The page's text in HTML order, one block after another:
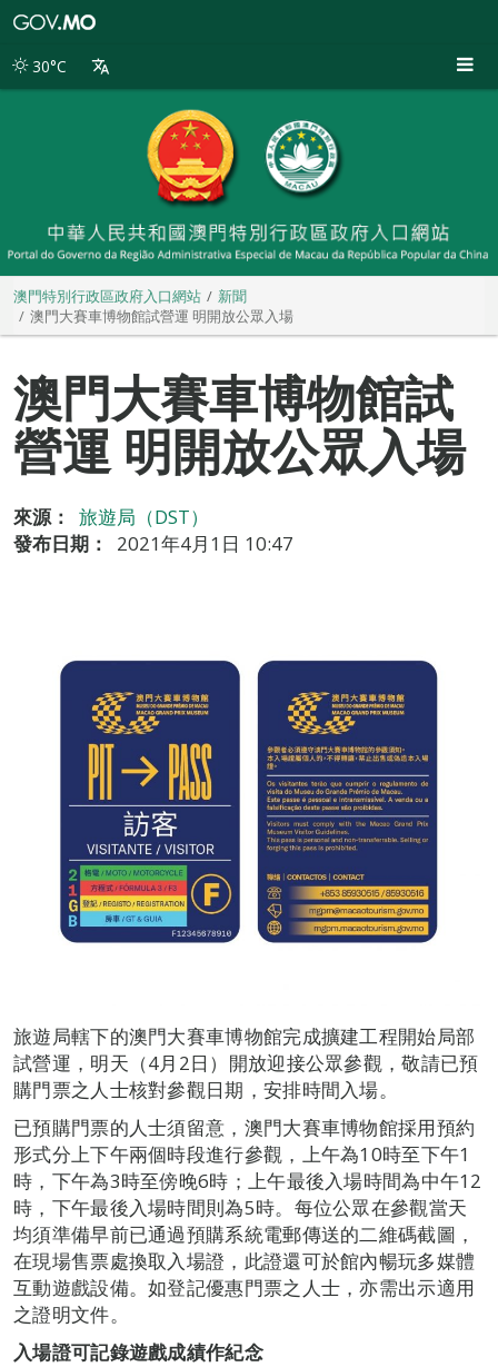
別
30°C
澳門特別行政區政府入口網站
新聞
澳門大賽車博物館試營運 明開放公眾入場
澳門大賽車博物館試
營運 明開放公眾入場
來源：
旅遊局（DST）
發布日期：
2021年4月1日 10:47
旅遊局轄下的澳門大賽車博物館完成擴建工程開始局部
試營運，明天（4月2日）開放迎接公眾參觀，敬請已預
購門票之人士核對參觀日期，安排時間入場。
已預購門票的人士須留意，澳門大賽車博物館採用預約
形式分上下午兩個時段進行參觀，上午為10時至下午1
時，下午為3時至傍晚6時；上午最後入場時間為中午12
時，下午最後入場時間則為5時。每位公眾在參觀當天
均須準備早前已通過預購系統電郵傳送的二維碼截圖，
在現場售票處換取入場證，此證還可於館內暢玩多媒體
互動遊戲設備。如登記優惠門票之人士，亦需出示適用
之證明文件。
入場證可記錄遊戲成績作紀念